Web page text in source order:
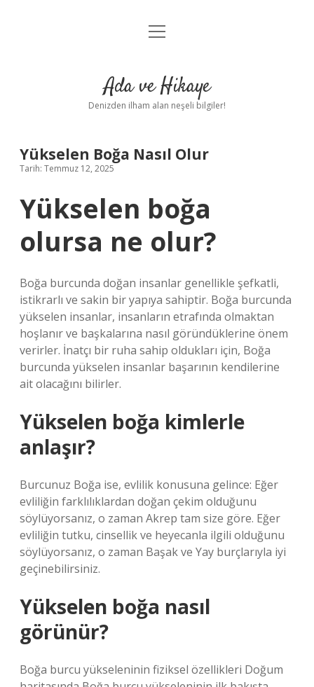
Anasayfa
Yasal Uyarı
menüyü
Ada ve Hikaye
Denizden ilham alan neşeli bilgiler!
Yükselen Boğa Nasıl Olur
Tarih: Temmuz 12, 2025
Yükselen boğa
olursa ne olur?
Boğa burcunda doğan insanlar genellikle şefkatli,
istikrarlı ve sakin bir yapıya sahiptir. Boğa burcunda
yükselen insanlar, insanların etrafında olmaktan
hoşlanır ve başkalarına nasıl göründüklerine önem
verirler. İnatçı bir ruha sahip oldukları için, Boğa
burcunda yükselen insanlar başarının kendilerine
ait olacağını bilirler.
Yükselen boğa kimlerle
anlaşır?
Burcunuz Boğa ise, evlilik konusuna gelince: Eğer
evliliğin farklılıklardan doğan çekim olduğunu
söylüyorsanız, o zaman Akrep tam size göre. Eğer
evliliğin tutku, cinsellik ve heyecanla ilgili olduğunu
söylüyorsanız, o zaman Başak ve Yay burçlarıyla iyi
geçinebilirsiniz.
Yükselen boğa nasıl
görünür?
Boğa burcu yükseleninin fiziksel özellikleri Doğum